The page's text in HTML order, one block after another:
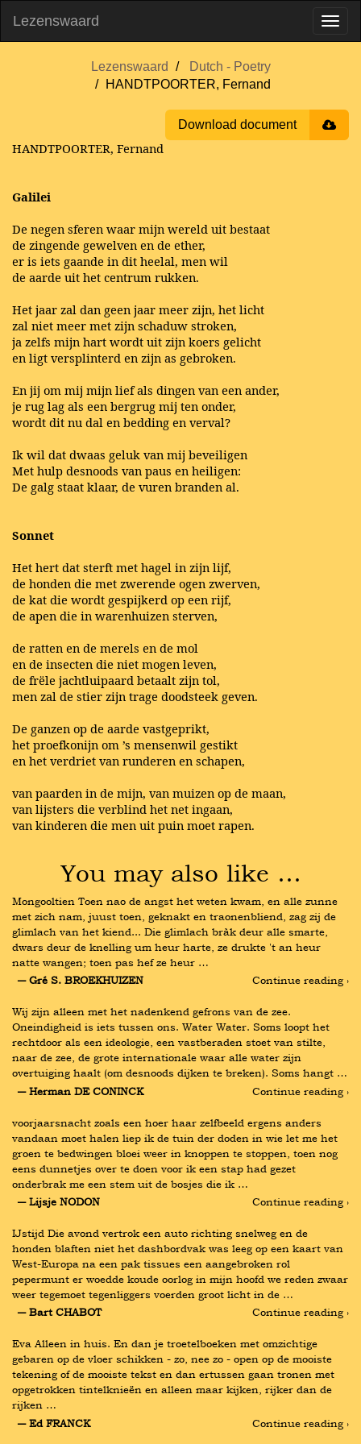
Lezenswaard
Lezenswaard
Dutch - Poetry
HANDTPOORTER, Fernand
Download document
HANDTPOORTER, Fernand
Galilei
De negen sferen waar mijn wereld uit bestaat
de zingende gewelven en de ether,
er is iets gaande in dit heelal, men wil
de aarde uit het centrum rukken.
Het jaar zal dan geen jaar meer zijn, het licht
zal niet meer met zijn schaduw stroken,
ja zelfs mijn hart wordt uit zijn koers gelicht
en ligt versplinterd en zijn as gebroken.
En jij om mij mijn lief als dingen van een ander,
je rug lag als een bergrug mij ten onder,
wordt dit nu dal en bedding en verval?
Ik wil dat dwaas geluk van mij beveiligen
Met hulp desnoods van paus en heiligen:
De galg staat klaar, de vuren branden al.
Sonnet
Het hert dat sterft met hagel in zijn lijf,
de honden die met zwerende ogen zwerven,
de kat die wordt gespijkerd op een rijf,
de apen die in warenhuizen sterven,
de ratten en de merels en de mol
en de insecten die niet mogen leven,
de frële jachtluipaard betaalt zijn tol,
men zal de stier zijn trage doodsteek geven.
De ganzen op de aarde vastgeprikt,
het proefkonijn om ’s mensenwil gestikt
en het verdriet van runderen en schapen,
van paarden in de mijn, van muizen op de maan,
van lijsters die verblind het net ingaan,
van kinderen die men uit puin moet rapen.
You may also like …
Mongooltien Toen nao de angst het weten kwam, en alle zunne
met zich nam, juust toen, geknakt en traonenbliend, zag zij de
glimlach van het kiend... Die glimlach bràk deur alle smarte,
dwars deur de knelling um heur harte, ze drukte 't an heur
natte wangen; toen pas hef ze heur …
― Gré S. BROEKHUIZEN
Continue reading ›
Wij zijn alleen met het nadenkend gefrons van de zee.
Oneindigheid is iets tussen ons. Water Water. Soms loopt het
rechtdoor als een ideologie, een vastberaden stoet van stilte,
naar de zee, de grote internationale waar alle water zijn
overtuiging haalt (om desnoods dijken te breken). Soms hangt …
― Herman DE CONINCK
Continue reading ›
voorjaarsnacht zoals een hoer haar zelfbeeld ergens anders
vandaan moet halen liep ik de tuin der doden in wie let me het
groen te bedwingen bloei weer in knoppen te stoppen, toen nog
eens dunnetjes over te doen voor ik een stap had gezet
onderbrak me een stem uit de bosjes die ik …
― Lijsje NODON
Continue reading ›
IJstijd Die avond vertrok een auto richting snelweg en de
honden blaften niet het dashbordvak was leeg op een kaart van
West-Europa na een pak tissues een aangebroken rol
pepermunt er woedde koude oorlog in mijn hoofd we reden zwaar
weer tegemoet tegenliggers voerden groot licht in de …
― Bart CHABOT
Continue reading ›
Eva Alleen in huis. En dan je troetelboeken met omzichtige
gebaren op de vloer schikken - zo, nee zo - open op de mooiste
tekening of de mooiste tekst en dan ertussen gaan tronen met
opgetrokken tintelknieën en alleen maar kijken, rijker dan de
rijken …
― Ed FRANCK
Continue reading ›